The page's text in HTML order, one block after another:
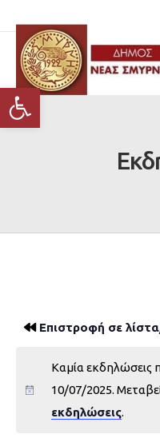
Ανοίξτε τη γραμμή εργαλείων
Επιστροφή σε
Καμία εκδηλώσεις
10/07/2025.
εκδηλώσεις.